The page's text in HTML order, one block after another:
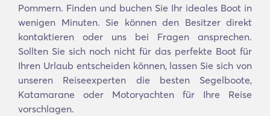
Pommern. Finden und buchen Sie Ihr ideales Boot in
wenigen Minuten. Sie können den Besitzer direkt
kontaktieren oder uns bei Fragen ansprechen.
Sollten Sie sich noch nicht für das perfekte Boot für
Ihren Urlaub entscheiden können, lassen Sie sich von
unseren Reiseexperten die besten Segelboote,
Katamarane oder Motoryachten für Ihre Reise
vorschlagen.